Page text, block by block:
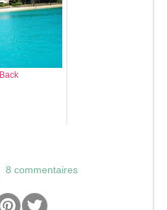
Back
8 commentaires